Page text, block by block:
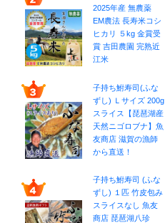
2025年産 無農薬
EM農法 長寿米コシ
ヒカリ ５kg 金賞受
賞 吉田農園 完熟近
江米
子持ち鮒寿司(ふな
ずし) Ｌサイズ 200g
スライス【琵琶湖産
天然ニゴロブナ】魚
友商店 滋賀の漁師
から直送！
子持ち鮒寿司 (ふな
ずし) １匹 竹皮包み
スライスなし 魚友
商店 琵琶湖八珍